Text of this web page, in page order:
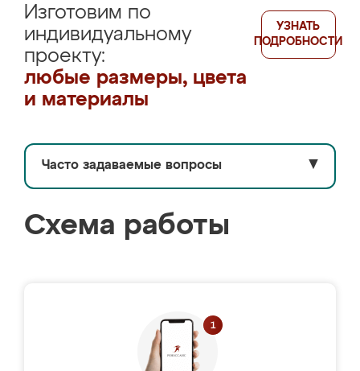
Изготовим по
индивидуальному
проекту:
любые размеры, цвета
и материалы
УЗНАТЬ
ПОДРОБНОСТИ
Часто задаваемые вопросы ▼
Схема работы